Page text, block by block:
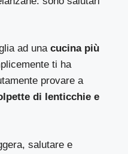
ad unacucina più
ti ha
provare a
di lenticchie e
salutare e